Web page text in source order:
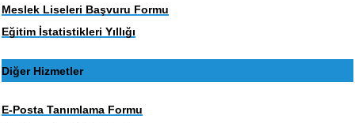
Meslek Liseleri Başvuru Formu
Eğitim İstatistikleri Yıllığı
Diğer Hizmetler
E-Posta Tanımlama Formu